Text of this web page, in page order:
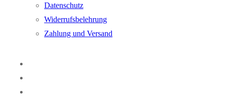
Datenschutz
Widerrufsbelehrung
Zahlung und Versand